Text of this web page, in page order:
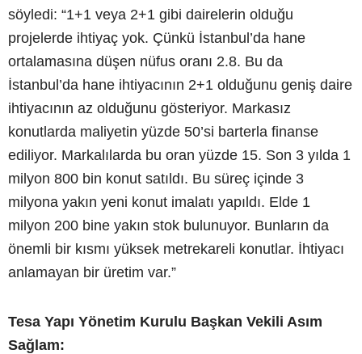
söyledi: “1+1 veya 2+1 gibi dairelerin olduğu
projelerde ihtiyaç yok. Çünkü İstanbul’da hane
ortalamasına düşen nüfus oranı 2.8. Bu da
İstanbul’da hane ihtiyacının 2+1 olduğunu geniş daire
ihtiyacının az olduğunu gösteriyor. Markasız
konutlarda maliyetin yüzde 50’si barterla finanse
ediliyor. Markalılarda bu oran yüzde 15. Son 3 yılda 1
milyon 800 bin konut satıldı. Bu süreç içinde 3
milyona yakın yeni konut imalatı yapıldı. Elde 1
milyon 200 bine yakın stok bulunuyor. Bunların da
önemli bir kısmı yüksek metrekareli konutlar. İhtiyacı
anlamayan bir üretim var.”
Tesa Yapı Yönetim Kurulu Başkan Vekili Asım
Sağlam: